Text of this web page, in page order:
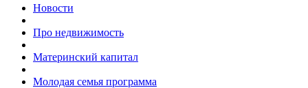
Новости
Про недвижимость
Материнский капитал
Молодая семья программа